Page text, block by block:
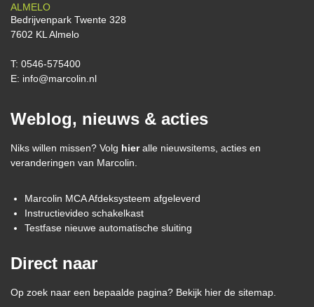
ALMELO
Bedrijvenpark Twente 328
7602 KL Almelo
T: 0546-575400
E: info@marcolin.nl
Weblog, nieuws & acties
Niks willen missen? Volg hier alle nieuwsitems, acties en
veranderingen van Marcolin.
Marcolin MCA Afdeksysteem afgeleverd
Instructievideo schakelkast
Testfase nieuwe automatische sluiting
Direct naar
Op zoek naar een bepaalde pagina? Bekijk hier de sitemap.